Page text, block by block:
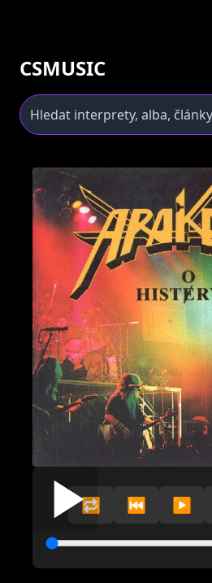
CSMUSIC
🔁 ⏮️ ▶️